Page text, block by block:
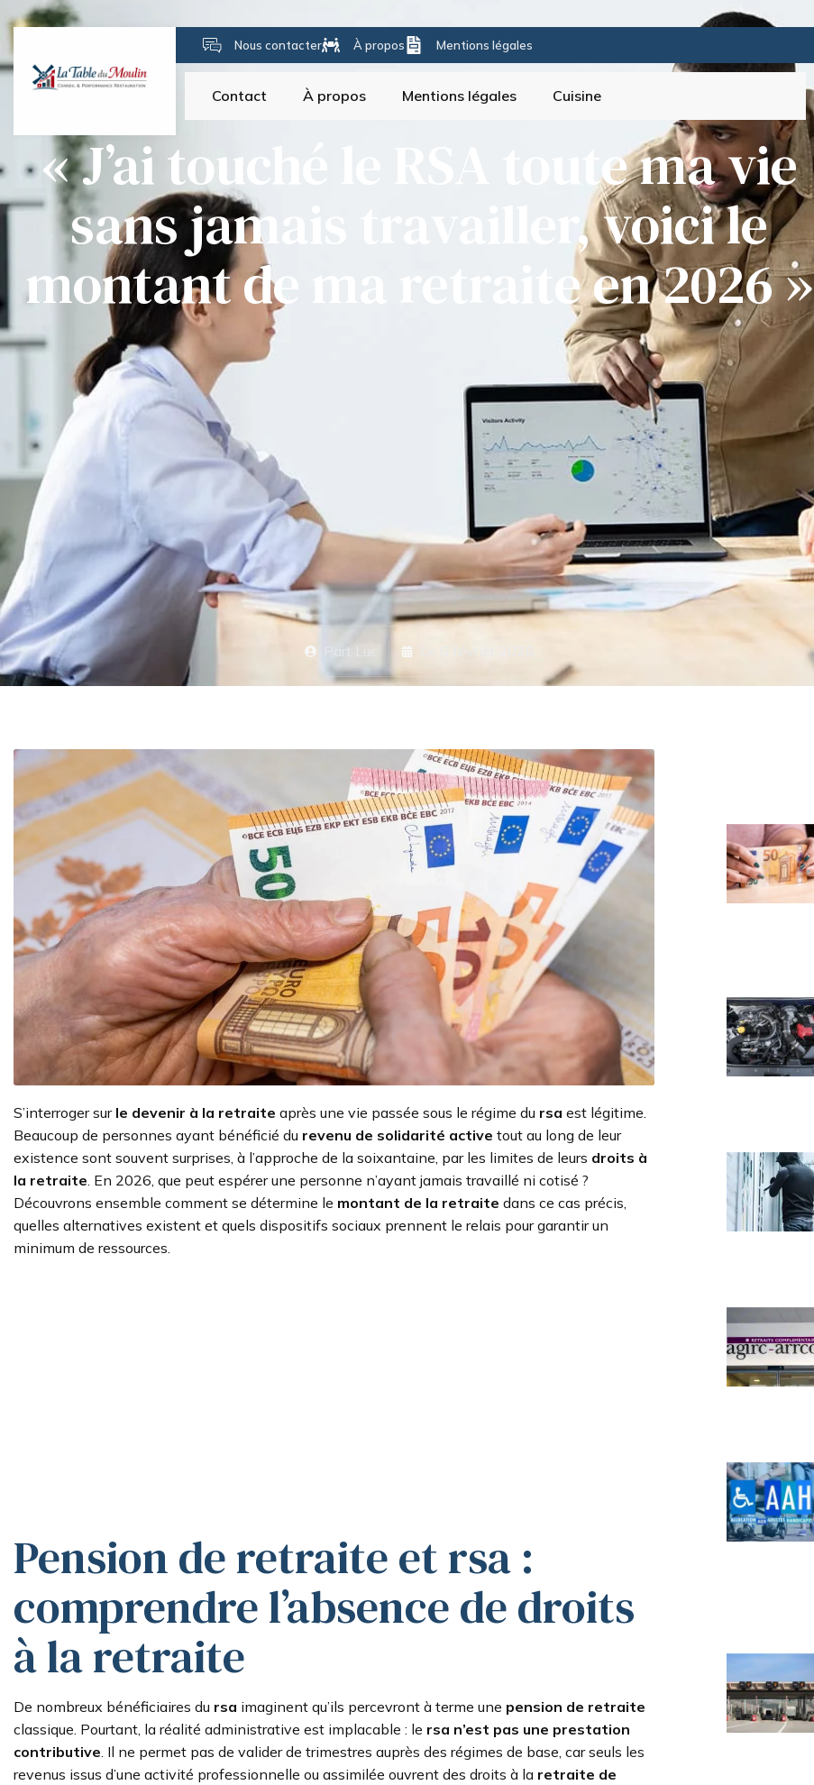
Nous contacter À propos Mentions légales
Contact À propos Mentions légales Cuisine
« J’ai touché le RSA toute ma vie
sans jamais travailler, voici le
montant de ma retraite en 2026 »
Part Luc 6 février 2026
S’interroger sur le devenir à la retraite après une vie passée sous le régime du rsa est légitime.
Beaucoup de personnes ayant bénéficié du revenu de solidarité active tout au long de leur
existence sont souvent surprises, à l’approche de la soixantaine, par les limites de leurs droits à
la retraite. En 2026, que peut espérer une personne n’ayant jamais travaillé ni cotisé ?
Découvrons ensemble comment se détermine le montant de la retraite dans ce cas précis,
quelles alternatives existent et quels dispositifs sociaux prennent le relais pour garantir un
minimum de ressources.
Pension de retraite et rsa :
comprendre l’absence de droits
à la retraite
De nombreux bénéficiaires du rsa imaginent qu’ils percevront à terme une pension de retraite
classique. Pourtant, la réalité administrative est implacable : le rsa n’est pas une prestation
contributive. Il ne permet pas de valider de trimestres auprès des régimes de base, car seuls les
revenus issus d’une activité professionnelle ou assimilée ouvrent des droits à la retraite de